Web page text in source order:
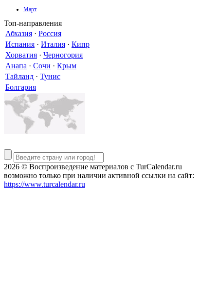
Март
Топ-направления
Абхазия · Россия
Испания · Италия · Кипр
Хорватия · Черногория
Анапа · Сочи · Крым
Тайланд · Тунис
Болгария
2026 © Воспроизведение материалов c TurCalendar.ru
возможно только при наличии активной ссылки на сайт:
https://www.turcalendar.ru